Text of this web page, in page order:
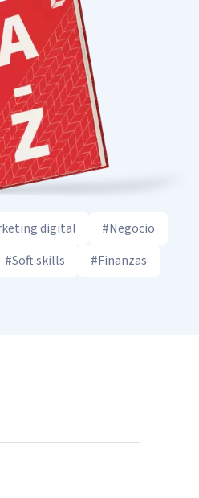
digital
#Negocio
#Soft skills
#Finanzas